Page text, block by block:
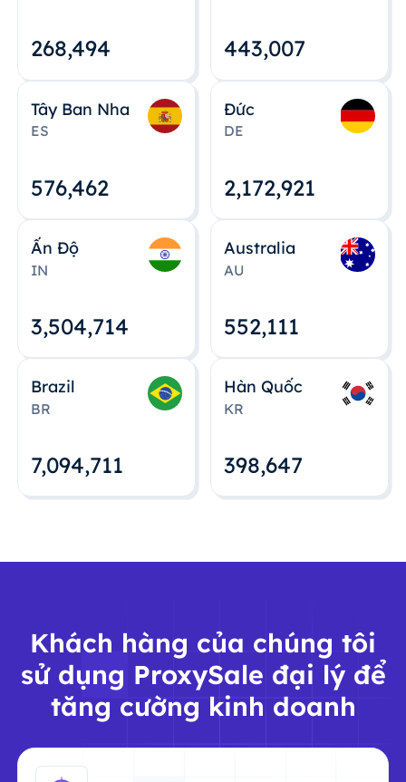
268,495 443,008
Tây Ban Nha
ES
576,463
Đức
DE
2,172,922
Ấn Độ
IN
3,504,715
Australia
AU
552,112
Brazil
BR
7,094,712
Hàn Quốc
KR
398,648
Khách hàng của chúng tôi
sử dụng ProxySale đại lý để
tăng cường kinh doanh